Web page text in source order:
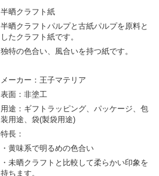
半晒クラフト紙
半晒クラフトパルプと古紙パルプを原料と
したクラフト紙です。
独特の色合い、風合いを持つ紙です。
メーカー：王子マテリア
表面：非塗工
用途：ギフトラッピング、パッケージ、包
装用途、袋(製袋用途)
特長：
・黄味系で明るめの色合い
・未晒クラフトと比較して柔らかい印象を
持ちます。